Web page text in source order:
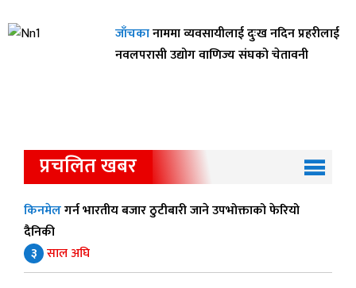
जाँचकानाममा व्यवसायीलाई दुःख नदिन प्रहरीलाई
नवलपरासी उद्योग वाणिज्य संघको चेतावनी
प्रचलित खबर
किनमेलगर्न भारतीय बजार ठुटीबारी जाने उपभोक्ताको फेरियो
दैनिकी
३ साल अघि